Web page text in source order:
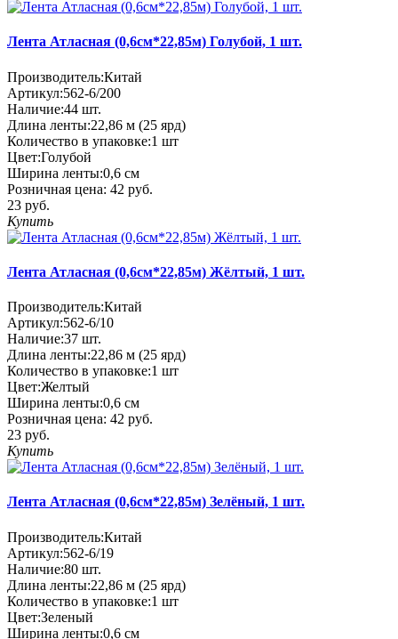
Лента Атласная (0,6см*22,85м) Голубой, 1 шт.
Производитель:Китай
Артикул:562-6/200
Наличие:44 шт.
Длина ленты:22,86 м (25 ярд)
Количество в упаковке:1 шт
Цвет:Голубой
Ширина ленты:0,6 см
Розничная цена: 42 руб.
23 руб.
Купить
Лента Атласная (0,6см*22,85м) Жёлтый, 1 шт.
Производитель:Китай
Артикул:562-6/10
Наличие:37 шт.
Длина ленты:22,86 м (25 ярд)
Количество в упаковке:1 шт
Цвет:Желтый
Ширина ленты:0,6 см
Розничная цена: 42 руб.
23 руб.
Купить
Лента Атласная (0,6см*22,85м) Зелёный, 1 шт.
Производитель:Китай
Артикул:562-6/19
Наличие:80 шт.
Длина ленты:22,86 м (25 ярд)
Количество в упаковке:1 шт
Цвет:Зеленый
Ширина ленты:0,6 см